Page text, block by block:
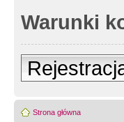
Warunki
Strona główna